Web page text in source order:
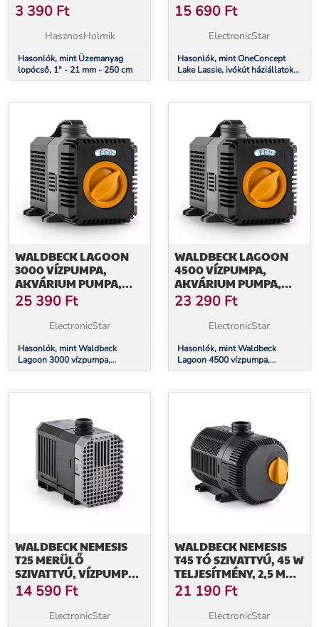
3 390 Ft
HasznosHolmik
Hasonlók, mint Üzemanyag
lopócső, 1" - 21 mm - 250 cm
SZÁMÁRA, 4 L,
SZIVATTYÚ, AKTÍV
SZENES SZŰRŐ
15 690 Ft
ElectronicStar
Hasonlók, mint OneConcept
Lake Lassie, ivókút háziállatok
számára, 4 l, szivattyú, aktív
WALDBECK LAGOON
3000 VÍZPUMPA,
AKVÁRIUM PUMPA,
MERÜLŐ SZIVATTYÚ,
3000 L/ÓRA, 10 W,
ADAPTER SZETT
25 390 Ft
ElectronicStar
Hasonlók, mint Waldbeck
Lagoon 3000 vízpumpa,
akvárium pumpa, merülő
adapter szett
WALDBECK LAGOON
4500 VÍZPUMPA,
AKVÁRIUM PUMPA,
MERÜLŐ SZIVATTYÚ,
4500 L/ÓRA, 30 W,
ADAPTER SZETT
23 290 Ft
ElectronicStar
Hasonlók, mint Waldbeck
Lagoon 4500 vízpumpa,
akvárium pumpa, merülő
adapter szett
WALDBECK NEMESIS
T25 MERÜLŐ
SZIVATTYÚ, VÍZPUMPA,
25 W TELJESÍTMÉNY,
1,8M MAX. MERÜLÉSI
MÉLYSÉG, 1500 L/ÓRA
14 590 Ft
ElectronicStar
WALDBECK NEMESIS
T45 TÓ SZIVATTYÚ, 45 W
TELJESÍTMÉNY, 2,5 M
EMELŐMAGASSÁG ,
2700L/ÓRA ÁTFOLYÁS
21 190 Ft
ElectronicStar